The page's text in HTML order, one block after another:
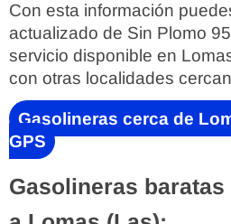
Con esta información
actualizado de Sin Plomo
servicio disponible en
con otras localidades
Gasolineras cerca de
GPS
Gasolineras